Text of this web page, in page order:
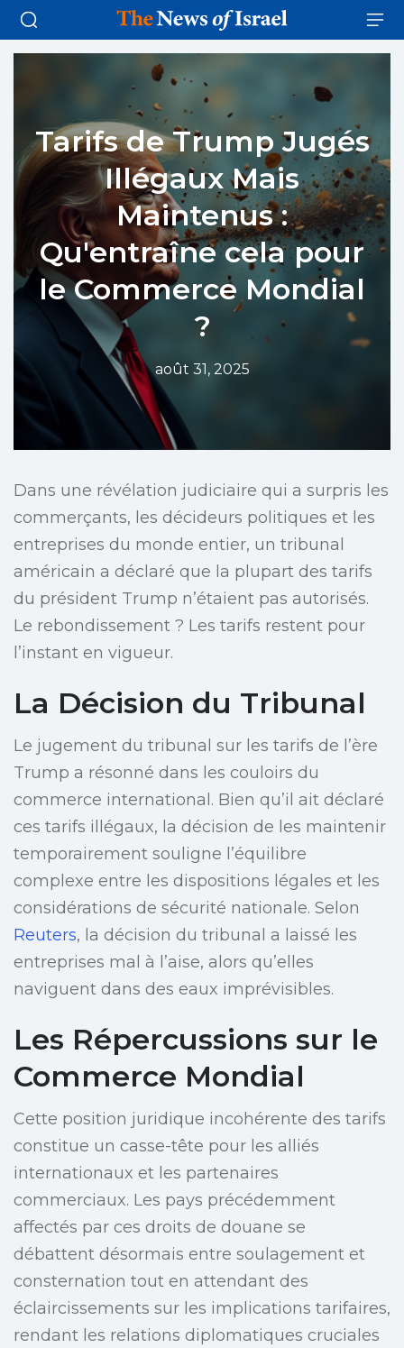
Tarifs de Trump Jugés
Illégaux Mais
Maintenus :
Qu'entraîne cela pour
le Commerce Mondial
?
août 31, 2025
Dans une révélation judiciaire qui a surpris les
commerçants, les décideurs politiques et les
entreprises du monde entier, un tribunal
américain a déclaré que la plupart des tarifs
du président Trump n’étaient pas autorisés.
Le rebondissement ? Les tarifs restent pour
l’instant en vigueur.
La Décision du Tribunal
Le jugement du tribunal sur les tarifs de l’ère
Trump a résonné dans les couloirs du
commerce international. Bien qu’il ait déclaré
ces tarifs illégaux, la décision de les maintenir
temporairement souligne l’équilibre
complexe entre les dispositions légales et les
considérations de sécurité nationale. Selon
Reuters, la décision du tribunal a laissé les
entreprises mal à l’aise, alors qu’elles
naviguent dans des eaux imprévisibles.
Les Répercussions sur le
Commerce Mondial
Cette position juridique incohérente des tarifs
constitue un casse-tête pour les alliés
internationaux et les partenaires
commerciaux. Les pays précédemment
affectés par ces droits de douane se
débattent désormais entre soulagement et
consternation tout en attendant des
éclaircissements sur les implications tarifaires,
rendant les relations diplomatiques cruciales